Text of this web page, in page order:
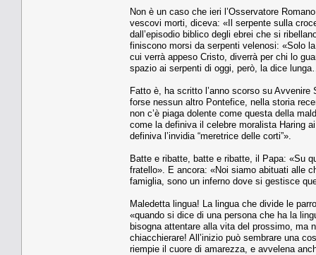
Non è un caso che ieri l’Osservatore
vescovi morti, diceva: «Il serpente sulla
dall’episodio biblico degli ebrei che si
finiscono morsi da serpenti velenosi: «Solo
cui verrà appeso Cristo, diverrà per chi lo
spazio ai serpenti di oggi, però, la dice
Fatto è, ha scritto l’anno scorso su
forse nessun altro Pontefice, nella storia
non c’è piaga dolente come questa della
come la definiva il celebre moralista Haring
definiva l’invidia “meretrice delle corti”».
Batte e ribatte, batte e ribatte, il Papa: «Su
fratello». E ancora: «Noi siamo abituati alle
famiglia, sono un inferno dove si gestisce
Maledetta lingua! La lingua che divide le
«quando si dice di una persona che ha la
bisogna attentare alla vita del prossimo, ma
chiacchierare! All’inizio può sembrare una
riempie il cuore di amarezza, e avvelena